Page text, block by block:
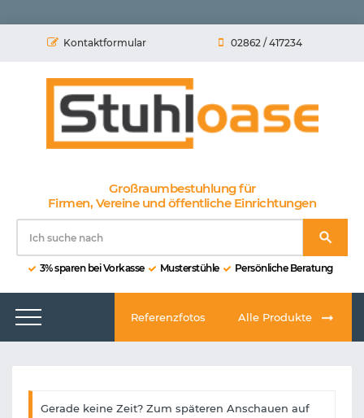
Kontaktformular 02862 / 417234
Großraumbestuhlung für
Firmen, Vereine und öffentliche Einrichtungen
3% sparen bei Vorkasse Musterstühle Persönliche Beratung
Referenzfotos Alle Produkte
Gerade keine Zeit? Zum späteren Anschauen auf